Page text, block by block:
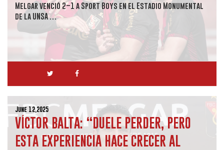
Melgar venció 2–1 a Sport Boys en el Estadio Monumental
de la UNSA …
June 12,2025
VÍCTOR BALTA: “DUELE PERDER, PERO
ESTA EXPERIENCIA HACE CRECER AL